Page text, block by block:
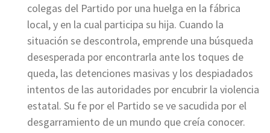
colegas del Partido por una huelga en la fábrica
local, y en la cual participa su hija. Cuando la
situación se descontrola, emprende una búsqueda
desesperada por encontrarla ante los toques de
queda, las detenciones masivas y los despiadados
intentos de las autoridades por encubrir la violencia
estatal. Su fe por el Partido se ve sacudida por el
desgarramiento de un mundo que creía conocer.